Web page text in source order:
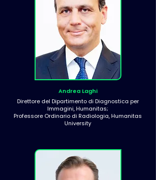
Andrea Laghi
Direttore del Dipartimento di Diagnostica per
Immagini, Humanitas;
Professore Ordinario di Radiologia, Humanitas
University